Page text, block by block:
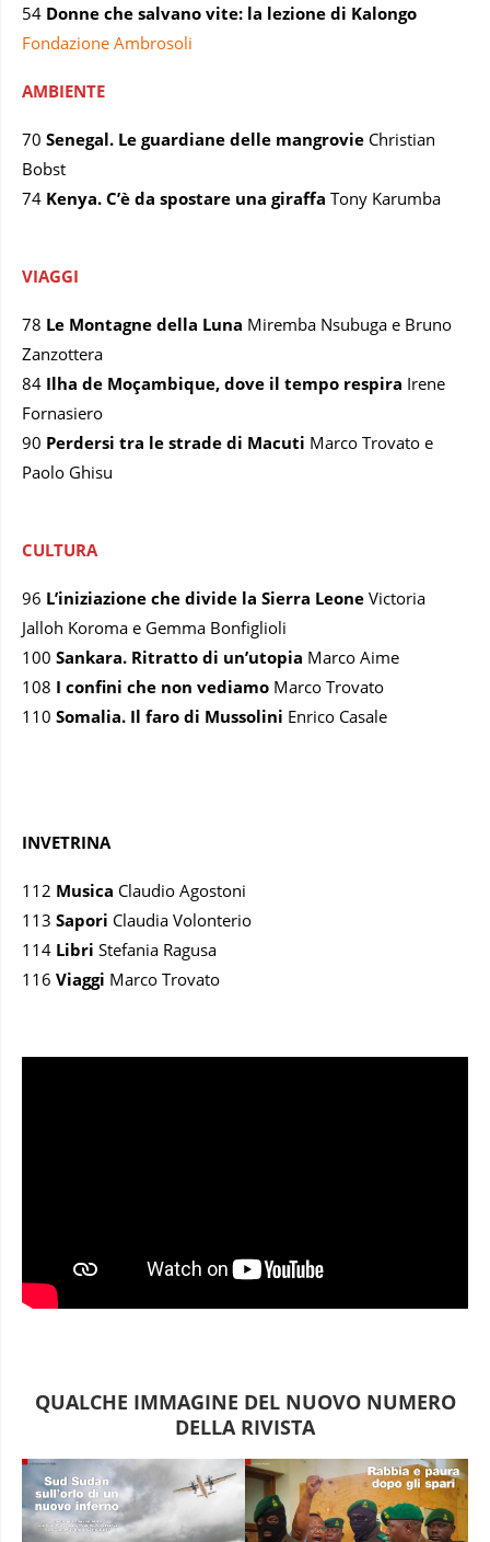
54 Donne che salvano vite: la lezione di Kalongo
Fondazione Ambrosoli
AMBIENTE
70 Senegal. Le guardiane delle mangrovie Christian
Bobst
74 Kenya. C’è da spostare una giraffa Tony Karumba
VIAGGI
78 Le Montagne della Luna Miremba Nsubuga e Bruno
Zanzottera
84 Ilha de Moçambique, dove il tempo respira Irene
Fornasiero
90 Perdersi tra le strade di Macuti Marco Trovato e
Paolo Ghisu
CULTURA
96 L’iniziazione che divide la Sierra Leone Victoria
Jalloh Koroma e Gemma Bonfiglioli
100 Sankara. Ritratto di un’utopia Marco Aime
108 I confini che non vediamo Marco Trovato
110 Somalia. Il faro di Mussolini Enrico Casale
INVETRINA
112 Musica Claudio Agostoni
113 Sapori Claudia Volonterio
114 Libri Stefania Ragusa
116 Viaggi Marco Trovato
QUALCHE IMMAGINE DEL NUOVO NUMERO
DELLA RIVISTA